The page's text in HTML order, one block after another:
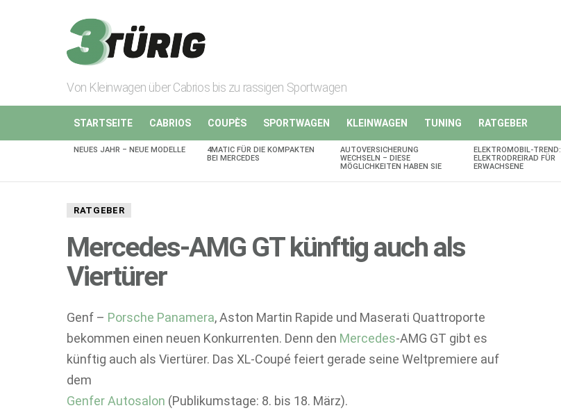
Von Kleinwagen über Cabrios bis zu rassigen Sportwagen
STARTSEITE CABRIOS COUPÈS SPORTWAGEN KLEINWAGEN TUNING RATGEBER
AKTUELLES
NEUES JAHR – NEUE MODELLE
4MATIC FÜR DIE KOMPAKTEN
BEI MERCEDES
AUTOVERSICHERUNG
WECHSELN – DIESE
MÖGLICHKEITEN HABEN SIE
ELEKTROMOBIL-TREND:
ELEKTRODREIRAD FÜR
ERWACHSENE
RATGEBER
Mercedes-AMG GT künftig auch als
Viertürer
Genf – Porsche Panamera, Aston Martin Rapide und Maserati Quattroporte
bekommen einen neuen Konkurrenten. Denn den Mercedes-AMG GT gibt es
künftig auch als Viertürer. Das XL-Coupé feiert gerade seine Weltpremiere auf
dem
Genfer Autosalon (Publikumstage: 8. bis 18. März).